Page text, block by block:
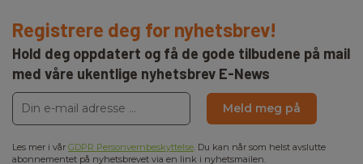
Registrere deg for nyhetsbrev!
Hold deg oppdatert og få de gode tilbudene på mail
med våre ukentlige nyhetsbrev E-News
Meld meg på
Les mer i vår GDPR Personvernbeskyttelse. Du kan når som helst avslutte
abonnementet på nyhetsbrevet via en link i nyhetsmailen.